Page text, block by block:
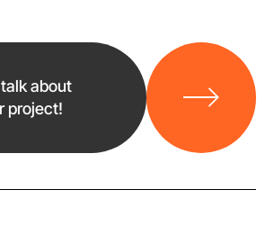
talk about
project!
로
가
기